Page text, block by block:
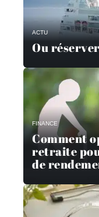
ACTU
Ou
FINANCE
Comment
retraite
de